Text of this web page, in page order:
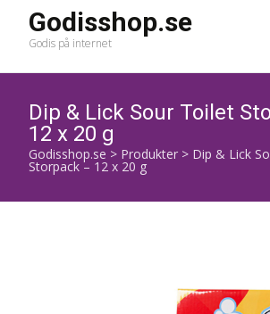
Godisshop.se
Godis på internet
Dip & Lick Sour Toilet
12 x 20 g
Godisshop.se > Produkter > Dip & Lick
Storpack – 12 x 20 g